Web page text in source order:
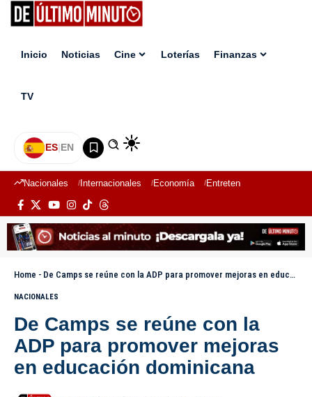
Inicio Noticias Cine Loterías Finanzas
TV
ES|EN
Nacionales Internacionales Economía Entretenimiento
Home - De Camps se reúne con la ADP para promover mejoras en educación dominicana
NACIONALES
De Camps se reúne con la
ADP para promover mejoras
en educación dominicana